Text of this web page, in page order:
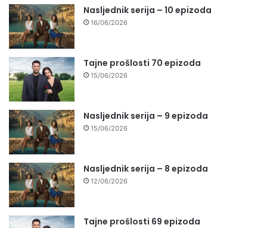
Nasljednik serija – 10 epizoda
16/06/2026
Tajne prošlosti 70 epizoda
15/06/2026
Nasljednik serija – 9 epizoda
15/06/2026
Nasljednik serija – 8 epizoda
12/06/2026
Tajne prošlosti 69 epizoda